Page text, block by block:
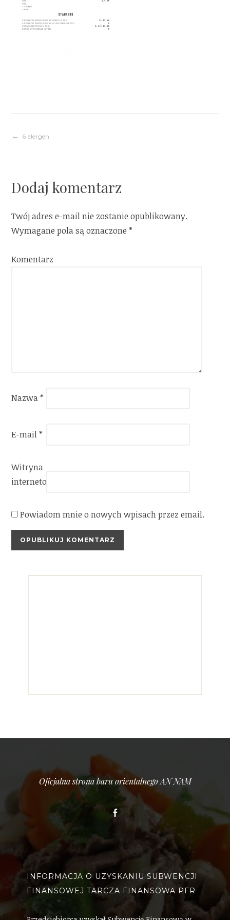
Nawigacja
6 alergen
Dodaj komentarz
Twój adres e-mail nie zostanie opublikowany.
Wymagane pola są oznaczone*
Komentarz
Nazwa*
E-mail*
Witryna
internetowa
Powiadom mnie o nowych wpisach przez email.
Oficjalna strona baru orientalnego AN NAM
Facebook
INFORMACJA O UZYSKANIU SUBWENCJI
FINANSOWEJ TARCZA FINANSOWA PFR